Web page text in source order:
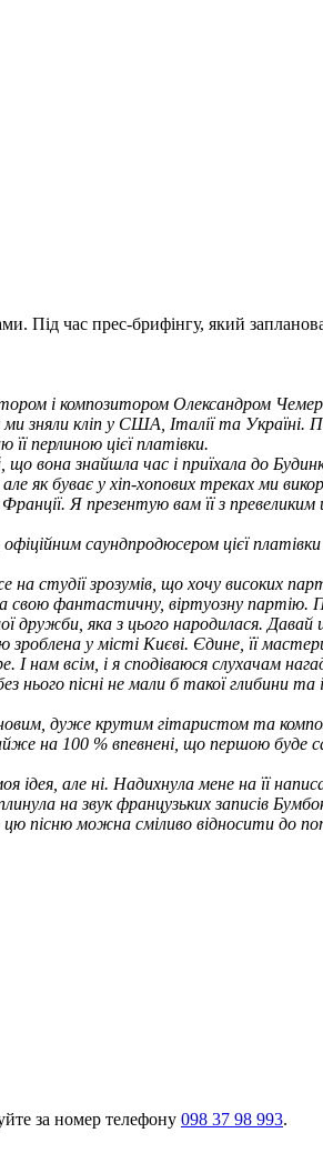
Під час прес-брифінгу, який
і композитором Олександром
зняли кліп у США, Італії та Україні.
перлиною цієї платівки.
вона знайшла час і приїхала до
як буває у хіп-хопових треках ми
Я презентую вам її з
саундпродюсером цієї
студії зрозумів, що хочу високих
свою фантастичну, віртуозну
дружби, яка з цього народилася.
у місті Києві. Єдине, її
нам всім, і я сподіваюся слухачам
пісні не мали б такої глибини
дуже крутим гітаристом та
на 100 % впевнені, що першою буде
але ні. Надихнула мене на її
на звук французьких записів
пісню можна сміливо відносити до
за номер телефону 098 37 98 993.